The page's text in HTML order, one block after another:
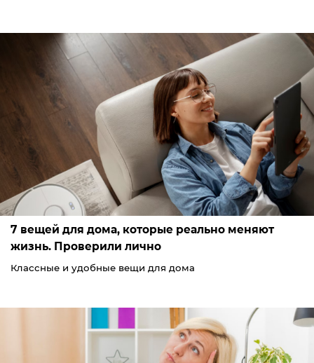
7 вещей для дома, которые реально меняют
жизнь. Проверили лично
Классные и удобные вещи для дома